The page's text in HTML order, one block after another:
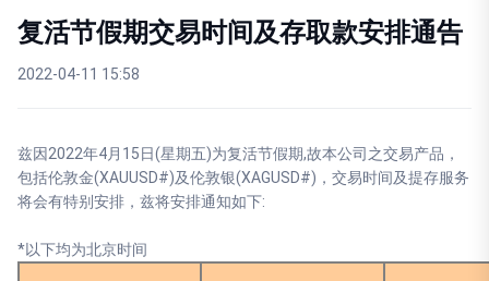
复活节假期交易时间及存取款安排通告
2022-04-11 15:58
兹因2022年4月15日(星期五)为复活节假期,故本公司之交易产品，
包括伦敦金(XAUUSD#)及伦敦银(XAGUSD#)，交易时间及提存服务
将会有特别安排，兹将安排通知如下:
*以下均为北京时间